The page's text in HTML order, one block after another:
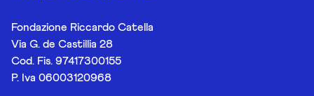
Fondazione Riccardo Catella
Via G. de Castillia 28
Cod. Fis. 97417300155
P. Iva 06003120968